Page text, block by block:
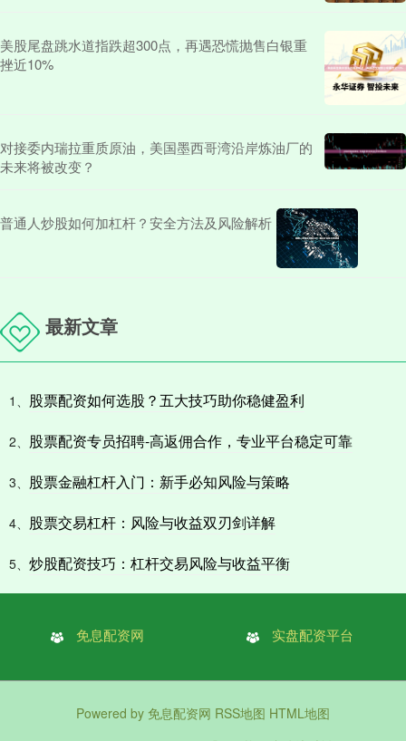
美股尾盘跳水道指跌超300点，再遇恐慌抛售白银重
挫近10%
对接委内瑞拉重质原油，美国墨西哥湾沿岸炼油厂的
未来将被改变？
普通人炒股如何加杠杆？安全方法及风险解析
最新文章
1、 股票配资如何选股？五大技巧助你稳健盈利
2、 股票配资专员招聘-高返佣合作，专业平台稳定可靠
3、 股票金融杠杆入门：新手必知风险与策略
4、 股票交易杠杆：风险与收益双刃剑详解
5、 炒股配资技巧：杠杆交易风险与收益平衡
免息配资网 实盘配资平台
Powered by 免息配资网 RSS地图 HTML地图